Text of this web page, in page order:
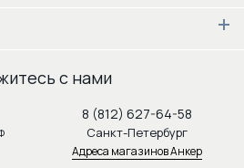
с нами
8 (812) 627-64-58
Санкт-Петербург
Адреса магазинов Анкер